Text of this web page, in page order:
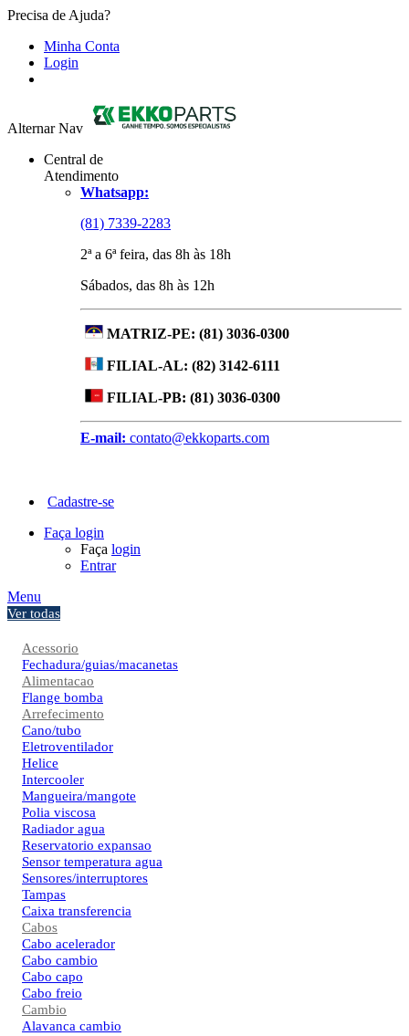
Precisa de Ajuda?
Minha Conta
Login
Alternar Nav
Central de
Atendimento
Whatsapp:
(81) 7339-2283
2ª a 6ª feira, das 8h às 18h
Sábados, das 8h às 12h
MATRIZ-PE: (81) 3036-0300
FILIAL-AL: (82) 3142-6111
FILIAL-PB: (81) 3036-0300
E-mail: contato@ekkoparts.com
Cadastre-se
Faça login
Faça login
Entrar
Menu
Ver todas
Acessorio
Fechadura/guias/macanetas
Alimentacao
Flange bomba
Arrefecimento
Cano/tubo
Eletroventilador
Helice
Intercooler
Mangueira/mangote
Polia viscosa
Radiador agua
Reservatorio expansao
Sensor temperatura agua
Sensores/interruptores
Tampas
Caixa transferencia
Cabos
Cabo acelerador
Cabo cambio
Cabo capo
Cabo freio
Cambio
Alavanca cambio